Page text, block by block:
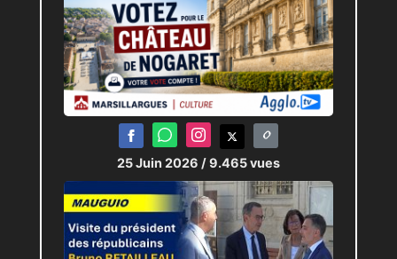
25 Juin 2026 / 9.465 vues